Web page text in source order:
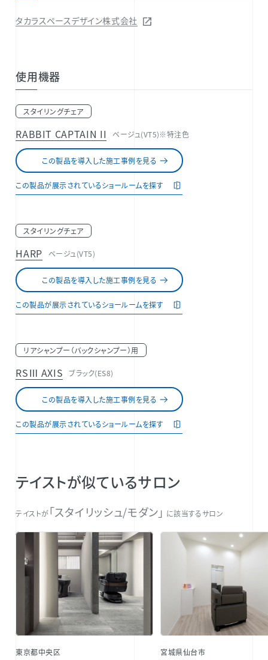
タカラスペースデザイン株式会社
使用機器
スタイリングチェア
RABBIT CAPTAIN II ベージュ(VT5)※特注色
この製品を導入した施工事例を見る
この製品が展示されているショールームを探す
スタイリングチェア
HARP ベージュ(VT5)
この製品を導入した施工事例を見る
この製品が展示されているショールームを探す
リアシャンプー（バックシャンプー）用
RSⅢ AXIS ブラック(ES8)
この製品を導入した施工事例を見る
この製品が展示されているショールームを探す
テイストが似ているサロン
テイストが「スタイリッシュ/モダン」 に該当するサロン
東京都中央区 宮城県仙台市